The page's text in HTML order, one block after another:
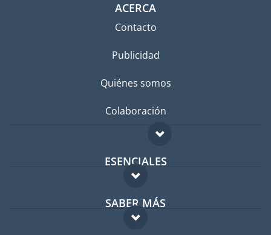
ACERCA
Contacto
Publicidad
Quiénes somos
Colaboración
ESENCIALES
Foro para expatriados
Guía para expatriados
SABER MÁS
FAQ